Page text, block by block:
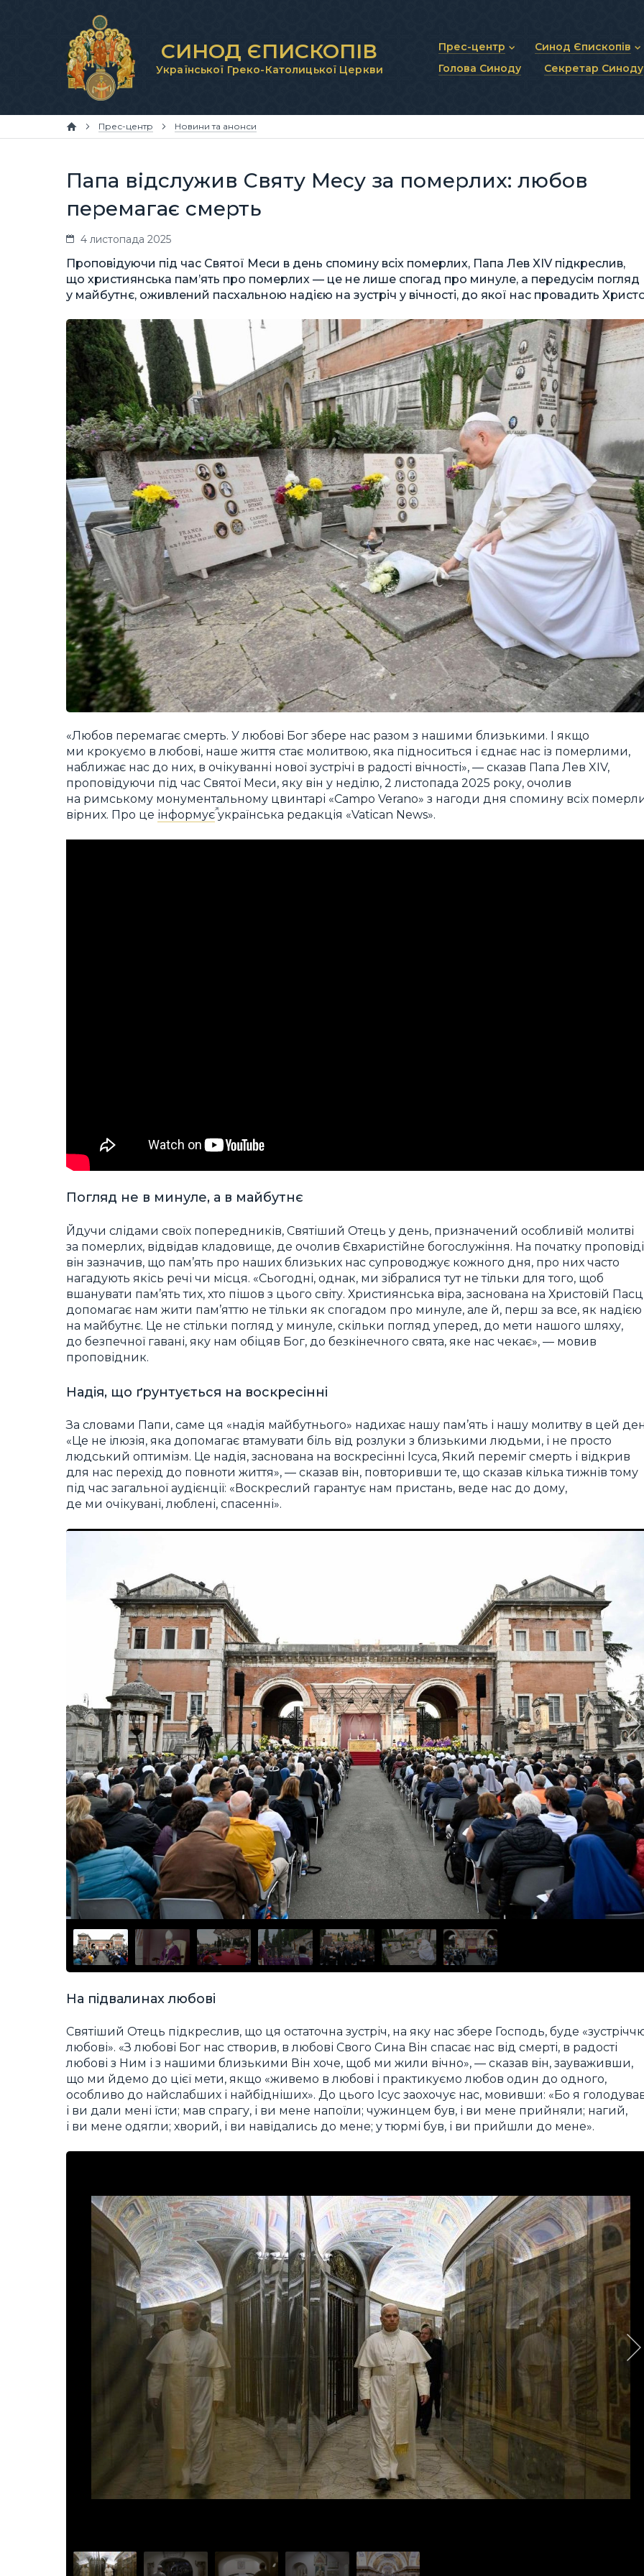
СИНОД ЄПИСКОПІВ
Української Греко-Католицької Церкви
Прес-центр
Новини та анонси
Синод Єпископів
Статут Синоду
Синодальні органи
Голова Синоду Секретар Синоду
Прес-центр Новини та анонси
Папа відслужив Святу Месу за померлих: любов
перемагає смерть
4 листопада 2025
Проповідуючи під час Святої Меси в день спомину всіх померлих, Папа Лев XIV підкреслив,
що християнська пам’ять про померлих — це не лише спогад про минуле, а передусім погляд
у майбутнє, оживлений пасхальною надією на зустріч у вічності, до якої нас провадить
«Любов перемагає смерть. У любові Бог збере нас разом з нашими близькими. І якщо
ми крокуємо в любові, наше життя стає молитвою, яка підноситься і єднає нас із померлими,
наближає нас до них, в очікуванні нової зустрічі в радості вічності», — сказав Папа Лев XIV,
проповідуючи під час Святої Меси, яку він у неділю, 2 листопада 2025 року, очолив
на римському монументальному цвинтарі «Campo Verano» з нагоди дня спомину всіх
вірних. Про це інформуєукраїнська редакція «Vatican News».
Погляд не в минуле, а в майбутнє
Йдучи слідами своїх попередників, Святіший Отець у день, призначений особливій молитві
за померлих, відвідав кладовище, де очолив Євхаристійне богослужіння. На початку проповіді
він зазначив, що пам’ять про наших близьких нас супроводжує кожного дня, про них часто
нагадують якісь речі чи місця. «Сьогодні, однак, ми зібралися тут не тільки для того, щоб
вшанувати пам’ять тих, хто пішов з цього світу. Християнська віра, заснована на Христовій
допомагає нам жити пам’яттю не тільки як спогадом про минуле, але й, перш за все, як надією
на майбутнє. Це не стільки погляд у минуле, скільки погляд уперед, до мети нашого шляху,
до безпечної гавані, яку нам обіцяв Бог, до безкінечного свята, яке нас чекає», — мовив
проповідник.
Надія, що ґрунтується на воскресінні
За словами Папи, саме ця «надія майбутнього» надихає нашу пам’ять і нашу молитву в цей
«Це не ілюзія, яка допомагає втамувати біль від розлуки з близькими людьми, і не просто
людський оптимізм. Це надія, заснована на воскресінні Ісуса, Який переміг смерть і відкрив
для нас перехід до повноти життя», — сказав він, повторивши те, що сказав кілька тижнів тому
під час загальної аудієнції: «Воскреслий гарантує нам пристань, веде нас до дому,
де ми очікувані, люблені, спасенні».
На підвалинах любові
Святіший Отець підкреслив, що ця остаточна зустріч, на яку нас збере Господь, буде
любові». «З любові Бог нас створив, в любові Свого Сина Він спасає нас від смерті, в радості
любові з Ним і з нашими близькими Він хоче, щоб ми жили вічно», — сказав він, зауваживши,
що ми йдемо до цієї мети, якщо «живемо в любові і практикуємо любов один до одного,
особливо до найслабших і найбідніших». До цього Ісус заохочує нас, мовивши: «Бо я
і ви дали мені їсти; мав спрагу, і ви мене напоїли; чужинцем був, і ви мене прийняли; нагий,
і ви мене одягли; хворий, і ви навідались до мене; у тюрмі був, і ви прийшли до мене».